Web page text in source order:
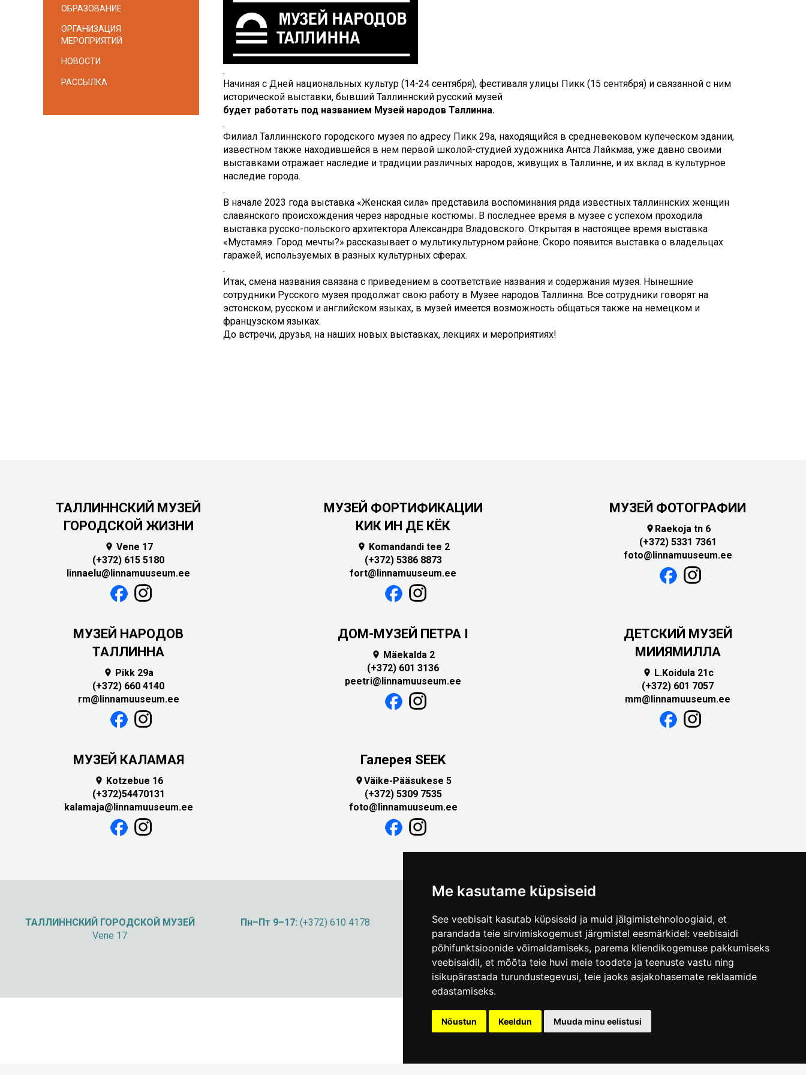
Me kasutame küpsiseid
See veebisait kasutab küpsiseid ja muid jälgimistehnoloogiaid, et
parandada teie sirvimiskogemust järgmistel eesmärkidel: veebisaidi
põhifunktsioonide võimaldamiseks, parema kliendikogemuse pakkumiseks
veebisaidil, et mõõta teie huvi meie toodete ja teenuste vastu ning
isikupärastada turundustegevusi, teie jaoks asjakohasemate reklaamide
edastamiseks.
Nõustun Keeldun Muuda minu eelistusi
ОБРАЗОВАНИЕ
ОРГАНИЗАЦИЯ
МЕРОПРИЯТИЙ
НОВОСТИ
РАССЫЛКА
.
Начиная с Дней национальных культур (14-24 сентября), фестиваля улицы Пикк (15 сентября) и связанной с ним
исторической выставки, бывший Таллиннский русский музей
будет работать под названием Музей народов Таллинна.
.
Филиал Таллиннского городского музея по адресу Пикк 29а, находящийся в средневековом купеческом здании,
известном также находившейся в нем первой школой-студией художника Антса Лайкмаа, уже давно своими
выставками отражает наследие и традиции различных народов, живущих в Таллинне, и их вклад в культурное
наследие города.
.
В начале 2023 года выставка «Женская сила» представила воспоминания ряда известных таллиннских женщин
славянского происхождения через народные костюмы. В последнее время в музее с успехом проходила
выставка русско-польского архитектора Александра Владовского. Открытая в настоящее время выставка
«Мустамяэ. Город мечты?» рассказывает о мультикультурном районе. Скоро появится выставка о владельцах
гаражей, используемых в разных культурных сферах.
.
Итак, смена названия связана с приведением в соответствие названия и содержания музея. Нынешние
сотрудники Русского музея продолжат свою работу в Музее народов Таллинна. Все сотрудники говорят на
эстонском, русском и английском языках, в музей имеется возможность общаться также на немецком и
французском языках.
До встречи, друзья, на наших новых выставках, лекциях и мероприятиях!
ТАЛЛИННСКИЙ МУЗЕЙ
ГОРОДСКОЙ ЖИЗНИ
 Vene 17
(+372) 615 5180
linnaelu@linnamuuseum.ee
МУЗЕЙ ФОРТИФИКАЦИИ
КИК ИН ДЕ КЁК
 Komandandi tee 2
(+372) 5386 8873
fort@linnamuuseum.ee
МУЗЕЙ ФОТОГРАФИИ
 Raekoja tn 6
(+372) 5331 7361
foto@linnamuuseum.ee
MУЗЕЙ НАРОДОВ
ТАЛЛИННА
 Pikk 29a
(+372) 660 4140
rm@linnamuuseum.ee
ДОМ-МУЗЕЙ ПЕТРА I
 Mäekalda 2
(+372) 601 3136
peetri@linnamuuseum.ee
ДЕТСКИЙ МУЗЕЙ
МИИЯМИЛЛА
 L.Koidula 21c
(+372) 601 7057
mm@linnamuuseum.ee
МУЗЕЙ КАЛАМАЯ
 Kotzebue 16
(+372)54470131
kalamaja@linnamuuseum.ee
Галерея SEEK
Väike-Pääsukese 5
(+372) 5309 7535
foto@linnamuuseum.ee
ТАЛЛИННСКИЙ ГОРОДСКОЙ МУЗЕЙ
Vene 17
Пн–Пт 9–17: (+372) 610 4178 info@linnamuuseum.ee